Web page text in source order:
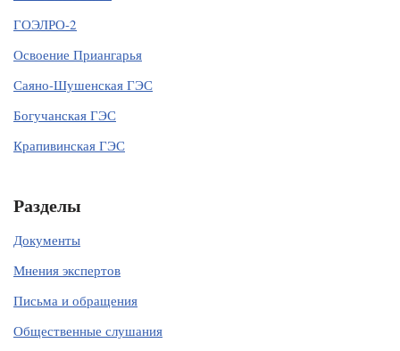
ГОЭЛРО-2
Освоение Приангарья
Саяно-Шушенская ГЭС
Богучанская ГЭС
Крапивинская ГЭС
Разделы
Документы
Мнения экспертов
Письма и обращения
Общественные слушания